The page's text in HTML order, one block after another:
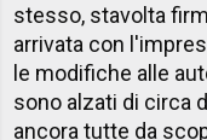
stesso, stavolta
arrivata con
le modifiche alle
sono alzati di circa
ancora tutte da